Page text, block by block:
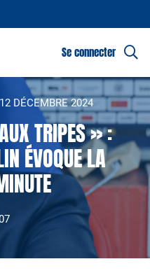
Se connecter
12 DÉCEMBRE 2024
TRIPES » :
ÉVOQUE LA